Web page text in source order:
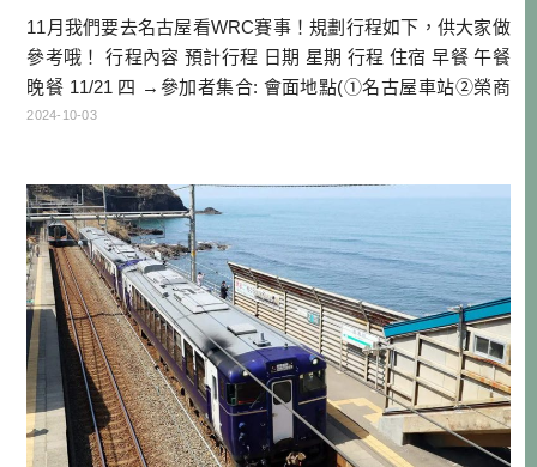
11月我們要去名古屋看WRC賽事！規劃行程如下，供大家做
參考哦！ 行程內容 預計行程 日期 星期 行程 住宿 早餐 午餐
晚餐 11/21 四 →參加者集合: 會面地點(①名古屋車站②榮商
圈大通公園) →飯店主廚法式晚餐→住宿:百年草 百年草 機上
秀 簡單 […]…
2024-10-03